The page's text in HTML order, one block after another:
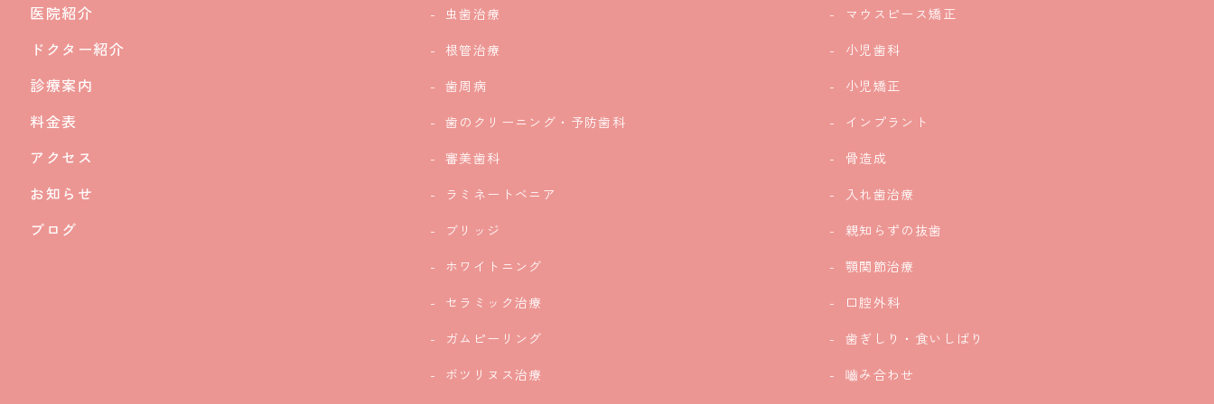
医院紹介
ドクター紹介
診療案内
料金表
アクセス
お知らせ
ブログ
虫歯治療
根管治療
歯周病
歯のクリーニング・予防歯科
審美歯科
ラミネートベニア
ブリッジ
ホワイトニング
セラミック治療
ガムピーリング
ボツリヌス治療
マウスピース矯正
小児歯科
小児矯正
インプラント
骨造成
入れ歯治療
親知らずの抜歯
顎関節治療
口腔外科
歯ぎしり・食いしばり
嚙み合わせ